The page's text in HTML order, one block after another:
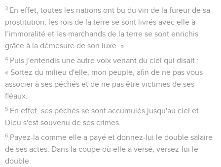
3 En effet, toutes les nations ont bu du vin de la fureur de sa
prostitution, les rois de la terre se sont livrés avec elle à
l’immoralité et les marchands de la terre se sont enrichis
grâce à la démesure de son luxe. »
4 Puis j'entendis une autre voix venant du ciel qui disait :
« Sortez du milieu d'elle, mon peuple, afin de ne pas vous
associer à ses péchés et de ne pas être victimes de ses
fléaux.
5 En effet, ses péchés se sont accumulés jusqu'au ciel et
Dieu s'est souvenu de ses crimes.
6 Payez-la comme elle a payé et donnez-lui le double salaire
de ses actes. Dans la coupe où elle a versé, versez-lui le
double.